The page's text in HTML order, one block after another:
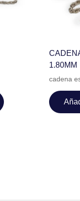
1.80MM
cadena